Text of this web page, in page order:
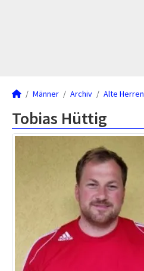
Männer Archiv Alte Herren
Tobias Hüttig